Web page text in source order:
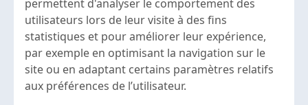
permettent d'analyser le comportement des
utilisateurs lors de leur visite à des fins
statistiques et pour améliorer leur expérience,
par exemple en optimisant la navigation sur le
site ou en adaptant certains paramètres relatifs
aux préférences de l’utilisateur.